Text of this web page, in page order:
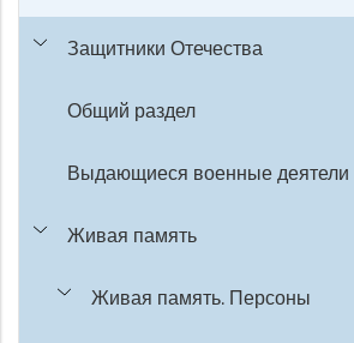
Защитники Отечества
Общий раздел
Выдающиеся военные деятели
Живая память
Живая память. Персоны